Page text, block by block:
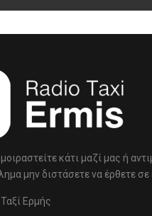
κάτι μαζί μας ή
μην διστάσετε να έρθετε
Ερμής